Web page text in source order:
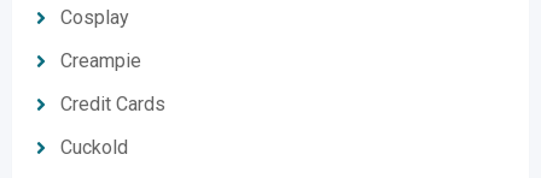
Cosplay
Creampie
Credit Cards
Cuckold